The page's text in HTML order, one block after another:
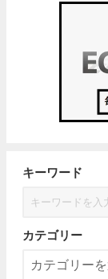
キーワード
カテゴリー